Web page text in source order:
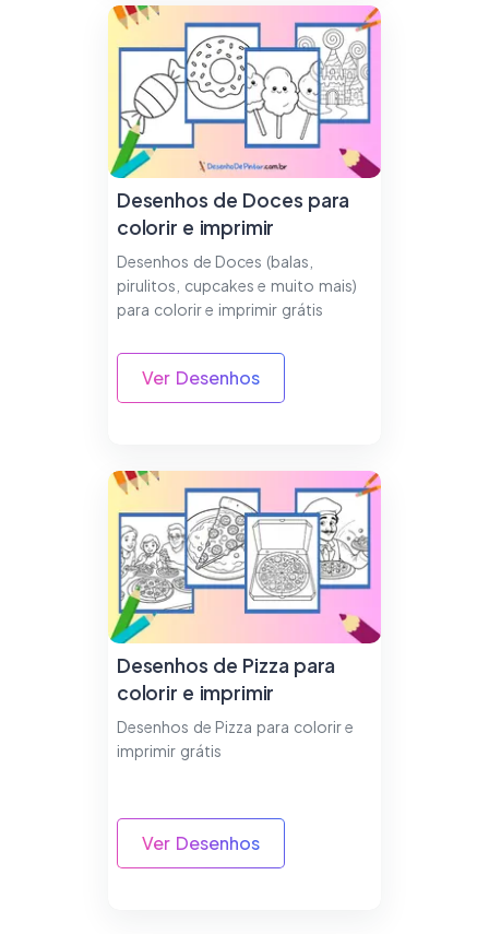
Desenhos de Doces para
colorir e imprimir
Desenhos de Doces (balas,
pirulitos, cupcakes e muito mais)
para colorir e imprimir grátis
Ver Desenhos
Desenhos de Pizza para
colorir e imprimir
Desenhos de Pizza para colorir e
imprimir grátis
Ver Desenhos